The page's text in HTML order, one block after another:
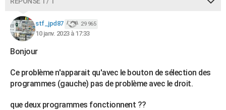
COPAINS D'AVANT
S'inscrire
Se connecter
Lycées
Collèges
Primaires
Universités
Entreprises
Service militaire
Avis de recherche
AVIS DE DÉCÈS
FORUM
Bricolage
Lifestyle
Culture
Sport
Auto
Television
Voyage
Cinema
stf_jpd87 29 965
10 janv. 2023 à 17:33
Bonjour
Ce problème n'apparait qu'avec le bouton de sélection des
programmes (gauche) pas de problème avec le droit.
que deux programmes fonctionnent ??